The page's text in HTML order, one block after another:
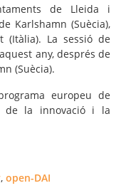
de Lleida i
Karlshamn (Suècia),
(Itàlia). La sessió de
any, després de
(Suècia).
europeu de
de la innovació i la
, open-DAI